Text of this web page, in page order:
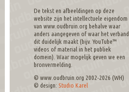
De tekst en afbeeldingen op deze
website zijn het intellectuele eigendom
van www.oudbruin.org behalve waar
anders aangegeven of waar het verband
dit duidelijk maakt (bijv. YouTube™
videos of material in het publiek
domein). Waar mogelijk geven we een
bronvermelding.
© www.oudbruin.org 2002-2026 (WH)
© design: Studio Karel